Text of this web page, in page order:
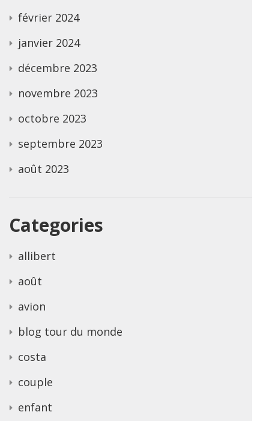
février 2024
janvier 2024
décembre 2023
novembre 2023
octobre 2023
septembre 2023
août 2023
Categories
allibert
août
avion
blog tour du monde
costa
couple
enfant